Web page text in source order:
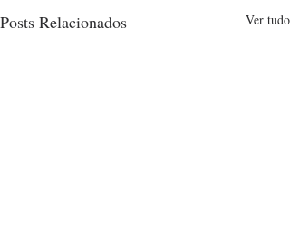
Posts Relacionados Ver tudo